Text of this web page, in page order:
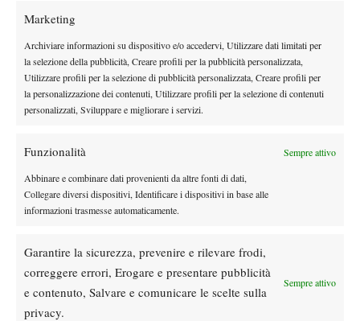
Marketing
Archiviare informazioni su dispositivo e/o accedervi, Utilizzare dati limitati per
la selezione della pubblicità, Creare profili per la pubblicità personalizzata,
Utilizzare profili per la selezione di pubblicità personalizzata, Creare profili per
la personalizzazione dei contenuti, Utilizzare profili per la selezione di contenuti
personalizzati, Sviluppare e migliorare i servizi.
Funzionalità Sempre attivo
Abbinare e combinare dati provenienti da altre fonti di dati,
Collegare diversi dispositivi, Identificare i dispositivi in base alle
informazioni trasmesse automaticamente.
Garantire la sicurezza, prevenire e rilevare frodi,
correggere errori, Erogare e presentare pubblicità
e contenuto, Salvare e comunicare le scelte sulla
privacy.
Sempre attivo
Atp News
Sinner dovrà fare un’impresa: nessuno ha mai
vinto gli US Open senza giocare i Masters 1000
del Canada e Cincinnati
La scelta di saltare i tornei di avvicinamento a uno Slam è…
ByTancredi Crepax9 Agosto 2026